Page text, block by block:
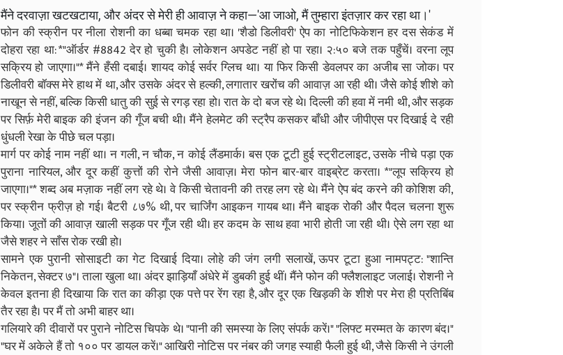
मैंने दरवाज़ा खटखटाया, और अंदर से मेरी ही आवाज़ ने कहा—'आ जाओ, मैं तुम्हारा इंतज़ार कर रहा था।'
फोन की स्क्रीन पर नीला रोशनी का धब्बा चमक रहा था। 'शैडो डिलीवरी' ऐप का नोटिफिकेशन हर दस सेकंड में
दोहरा रहा था: *"ऑर्डर #8842 देर हो चुकी है। लोकेशन अपडेट नहीं हो पा रहा। २:५० बजे तक पहुँचें। वरना लूप
सक्रिय हो जाएगा।"* मैंने हँसी दबाई। शायद कोई सर्वर ग्लिच था। या फिर किसी डेवलपर का अजीब सा जोक। पर
डिलीवरी बॉक्स मेरे हाथ में था, और उसके अंदर से हल्की, लगातार खरोंच की आवाज़ आ रही थी। जैसे कोई शीशे को
नाखून से नहीं, बल्कि किसी धातु की सुई से रगड़ रहा हो। रात के दो बज रहे थे। दिल्ली की हवा में नमी थी, और सड़क
पर सिर्फ़ मेरी बाइक की इंजन की गूँज बची थी। मैंने हेलमेट की स्ट्रैप कसकर बाँधी और जीपीएस पर दिखाई दे रही
धुंधली रेखा के पीछे चल पड़ा।
मार्ग पर कोई नाम नहीं था। न गली, न चौक, न कोई लैंडमार्क। बस एक टूटी हुई स्ट्रीटलाइट, उसके नीचे पड़ा एक
पुराना नारियल, और दूर कहीं कुत्तों की रोने जैसी आवाज़। मेरा फोन बार-बार वाइब्रेट करता। *"लूप सक्रिय हो
जाएगा।"* शब्द अब मज़ाक नहीं लग रहे थे। वे किसी चेतावनी की तरह लग रहे थे। मैंने ऐप बंद करने की कोशिश की,
पर स्क्रीन फ्रीज़ हो गई। बैटरी ८७% थी, पर चार्जिंग आइकन गायब था। मैंने बाइक रोकी और पैदल चलना शुरू
किया। जूतों की आवाज़ खाली सड़क पर गूँज रही थी। हर कदम के साथ हवा भारी होती जा रही थी। ऐसे लग रहा था
जैसे शहर ने साँस रोक रखी हो।
सामने एक पुरानी सोसाइटी का गेट दिखाई दिया। लोहे की जंग लगी सलाखें, ऊपर टूटा हुआ नामपट्ट: "शान्ति
निकेतन, सेक्टर ७"। ताला खुला था। अंदर झाड़ियाँ अंधेरे में डुबकी हुई थीं। मैंने फोन की फ्लैशलाइट जलाई। रोशनी ने
केवल इतना ही दिखाया कि रात का कीड़ा एक पत्ते पर रेंग रहा है, और दूर एक खिड़की के शीशे पर मेरा ही प्रतिबिंब
तैर रहा है। पर मैं तो अभी बाहर था।
गलियारे की दीवारों पर पुराने नोटिस चिपके थे। "पानी की समस्या के लिए संपर्क करें।" "लिफ्ट मरम्मत के कारण बंद।"
"घर में अकेले हैं तो १०० पर डायल करें।" आखिरी नोटिस पर नंबर की जगह स्याही फैली हुई थी, जैसे किसी ने उंगली